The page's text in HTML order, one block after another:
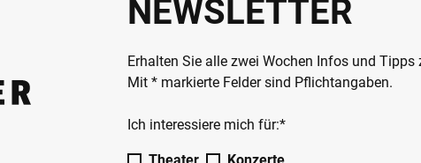
NEWSLETTER
Erhalten Sie alle zwei Wochen Infos und
Mit * markierte Felder sind Pflichtangaben.
Ich interessiere mich für:*